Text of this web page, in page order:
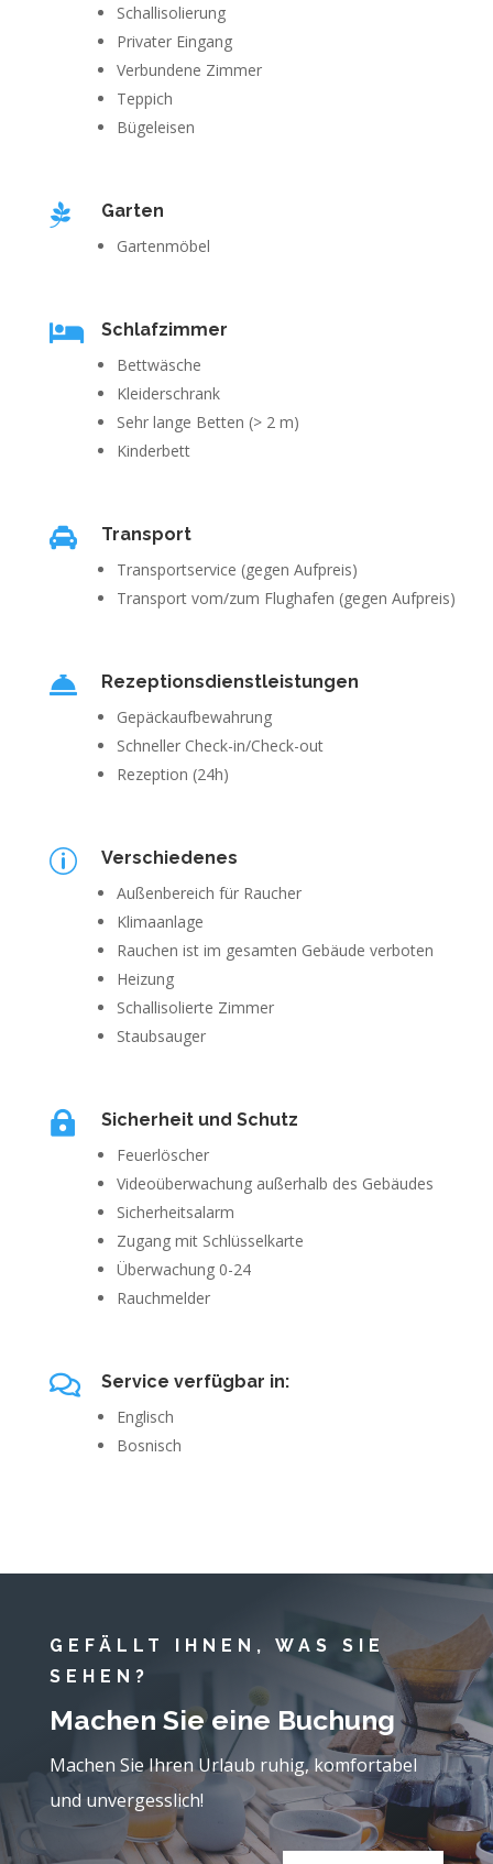
Schallisolierung
Privater Eingang
Verbundene Zimmer
Teppich
Bügeleisen

Garten
Gartenmöbel

Schlafzimmer
Bettwäsche
Kleiderschrank
Sehr lange Betten (> 2 m)
Kinderbett

Transport
Transportservice (gegen Aufpreis)
Transport vom/zum Flughafen (gegen Aufpreis)

Rezeptionsdienstleistungen
Gepäckaufbewahrung
Schneller Check-in/Check-out
Rezeption (24h)
p
Verschiedenes
Außenbereich für Raucher
Klimaanlage
Rauchen ist im gesamten Gebäude verboten
Heizung
Schallisolierte Zimmer
Staubsauger

Sicherheit und Schutz
Feuerlöscher
Videoüberwachung außerhalb des Gebäudes
Sicherheitsalarm
Zugang mit Schlüsselkarte
Überwachung 0-24
Rauchmelder

Service verfügbar in:
Englisch
Bosnisch
GEFÄLLT IHNEN, WAS SIE
SEHEN?
Machen Sie eine Buchung
Machen Sie Ihren Urlaub ruhig, komfortabel
und unvergesslich!